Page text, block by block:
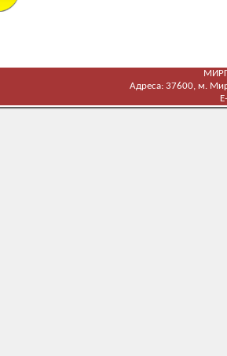
Адреса: 37600, м.